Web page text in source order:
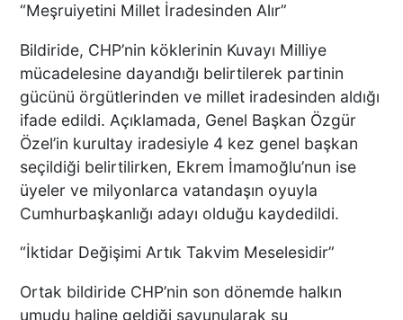
“Meşruiyetini Millet İradesinden Alır”
Bildiride, CHP’nin köklerinin Kuvayı Milliye
mücadelesine dayandığı belirtilerek partinin
gücünü örgütlerinden ve millet iradesinden aldığı
ifade edildi. Açıklamada, Genel Başkan Özgür
Özel’in kurultay iradesiyle 4 kez genel başkan
seçildiği belirtilirken, Ekrem İmamoğlu’nun ise
üyeler ve milyonlarca vatandaşın oyuyla
Cumhurbaşkanlığı adayı olduğu kaydedildi.
“İktidar Değişimi Artık Takvim Meselesidir”
Ortak bildiride CHP’nin son dönemde halkın
umudu haline geldiği savunularak şu